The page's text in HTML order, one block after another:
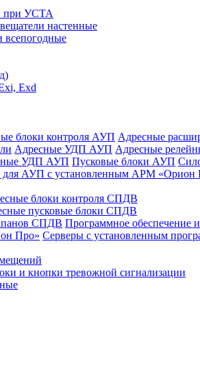
при УСТА
настенные
всепогодные
Exd
блоки контроля АУП Адресные
Адресные УДП АУП Адресные
УДП АУП Пусковые блоки АУП
АУП с установленным АРМ «Орион
блоки контроля СПДВ
пусковые блоки СПДВ
СПДВ Программное
Про» Серверы с установленным
и кнопки тревожной сигнализации